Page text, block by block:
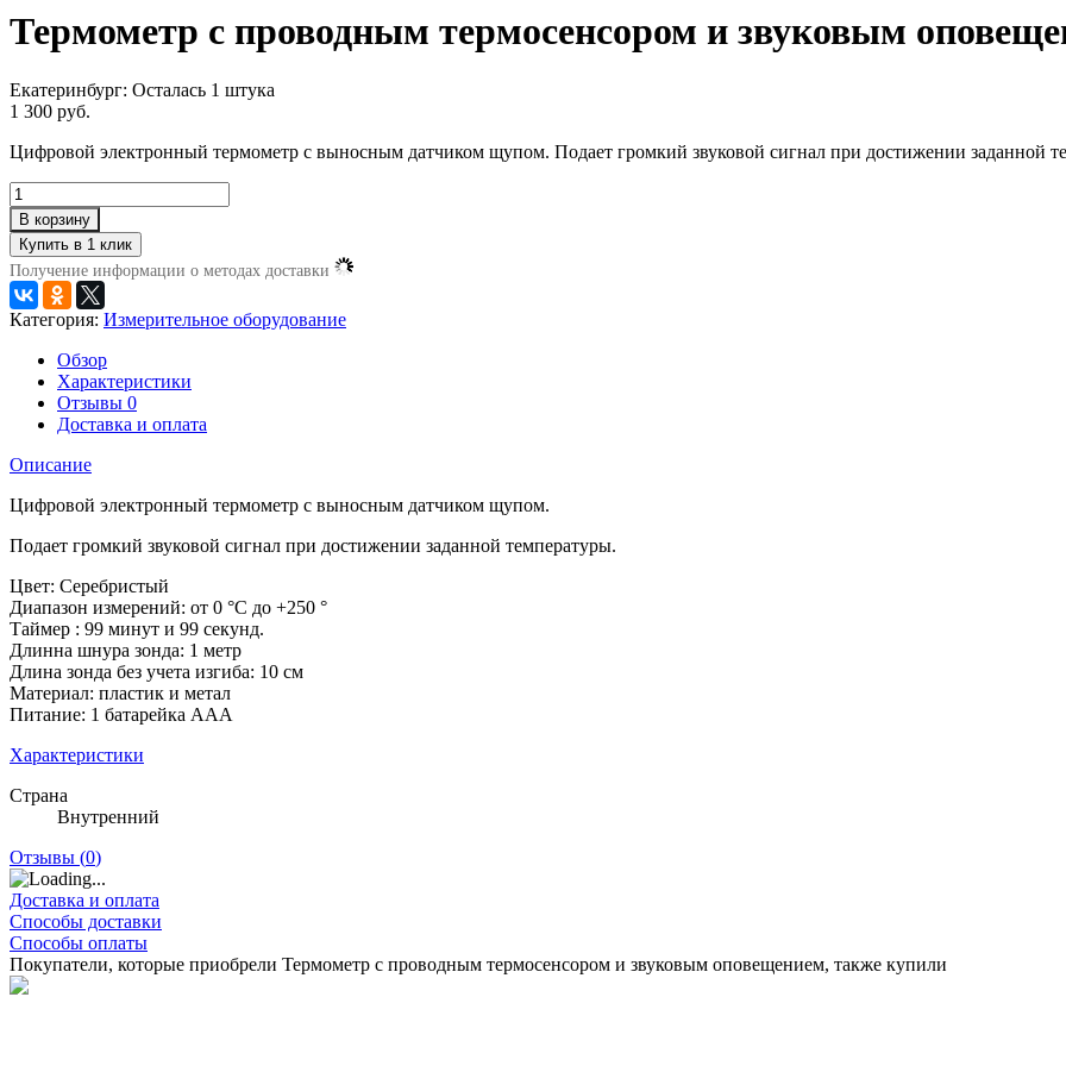
Термометр с проводным термосенсором и звуковым
Екатеринбург: Осталась 1 штука
1 300 руб.
Цифровой электронный термометр с выносным датчиком щупом. Подает громкий звуковой сигнал при достижении заданной
В корзину
Получение информации о методах доставки
Категория: Измерительное оборудование
Обзор
Характеристики
Отзывы 0
Доставка и оплата
Описание
Цифровой электронный термометр с выносным датчиком щупом.
Подает громкий звуковой сигнал при достижении заданной температуры.
Цвет: Серебристый
Диапазон измерений: от 0 °C до +250 °
Таймер : 99 минут и 99 секунд.
Длинна шнура зонда: 1 метр
Длина зонда без учета изгиба: 10 см
Материал: пластик и метал
Питание: 1 батарейка AAA
Характеристики
Страна
Внутренний
Отзывы (0)
Доставка и оплата
Способы доставки
Способы оплаты
Покупатели, которые приобрели Термометр с проводным термосенсором и звуковым оповещением, также купили